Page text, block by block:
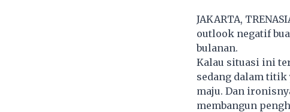
JAKARTA,
outlook negatif
bulanan.
Kalau situasi ini
sedang dalam
maju. Dan
membangun